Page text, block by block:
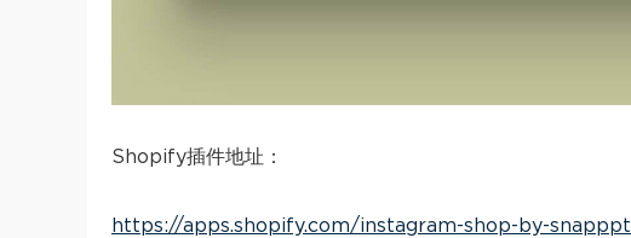
Shopify插件地址：
https://apps.shopify.com/instagram-shop-by-snapppt